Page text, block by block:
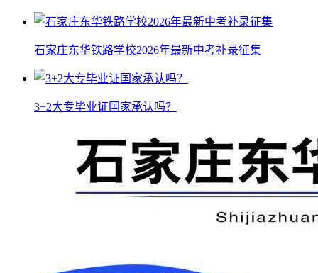
石家庄东华铁路学校2026年最新中考补录征集
3+2大专毕业证国家承认吗？